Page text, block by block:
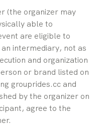
(the organizer may
able to
are eligible to
intermediary, not as
and organization
or brand listed on
grouprides.cc and
by the organizer on
agree to the